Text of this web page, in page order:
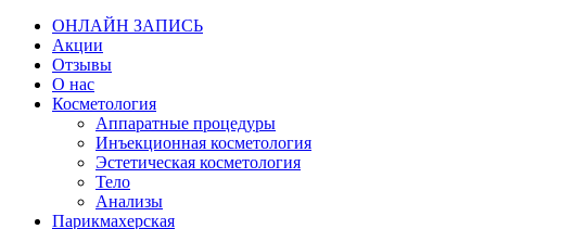
ОНЛАЙН ЗАПИСЬ
Акции
Отзывы
О нас
Косметология
Аппаратные процедуры
Инъекционная косметология
Эстетическая косметология
Тело
Анализы
Парикмахерская